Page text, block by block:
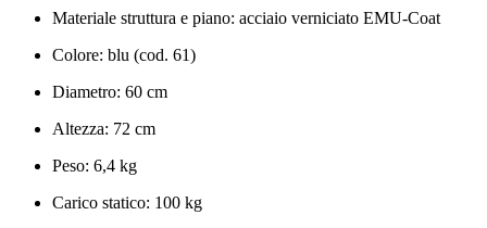
Materiale struttura e piano: acciaio verniciato EMU-Coat
Colore: blu (cod. 61)
Diametro: 60 cm
Altezza: 72 cm
Peso: 6,4 kg
Carico statico: 100 kg